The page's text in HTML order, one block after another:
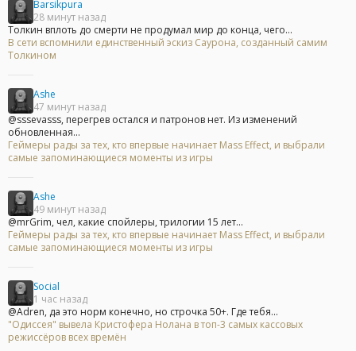
Barsikpura
28 минут назад
Толкин вплоть до смерти не продумал мир до конца, чего...
В сети вспомнили единственный эскиз Саурона, созданный самим
Толкином
Ashe
47 минут назад
@sssevasss, перегрев остался и патронов нет. Из изменений
обновленная...
Геймеры рады за тех, кто впервые начинает Mass Effect, и выбрали
самые запоминающиеся моменты из игры
Ashe
49 минут назад
@mrGrim, чел, какие спойлеры, трилогии 15 лет...
Геймеры рады за тех, кто впервые начинает Mass Effect, и выбрали
самые запоминающиеся моменты из игры
Social
1 час назад
@Adren, да это норм конечно, но строчка 50+. Где тебя...
"Одиссея" вывела Кристофера Нолана в топ-3 самых кассовых
режиссёров всех времён